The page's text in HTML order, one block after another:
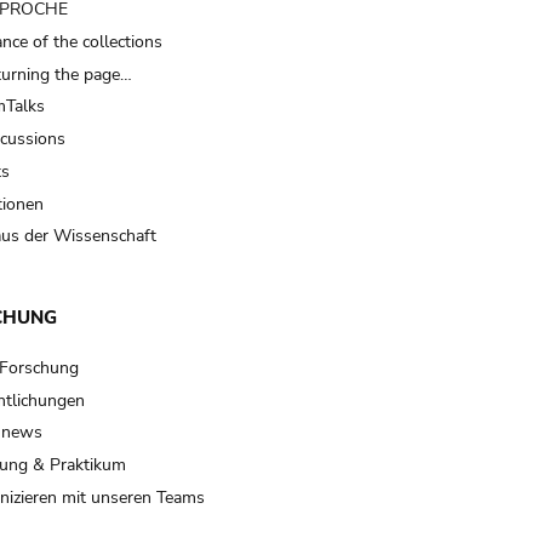
of the collections
the page…
der Wissenschaft
& Praktikum
mit unseren Teams